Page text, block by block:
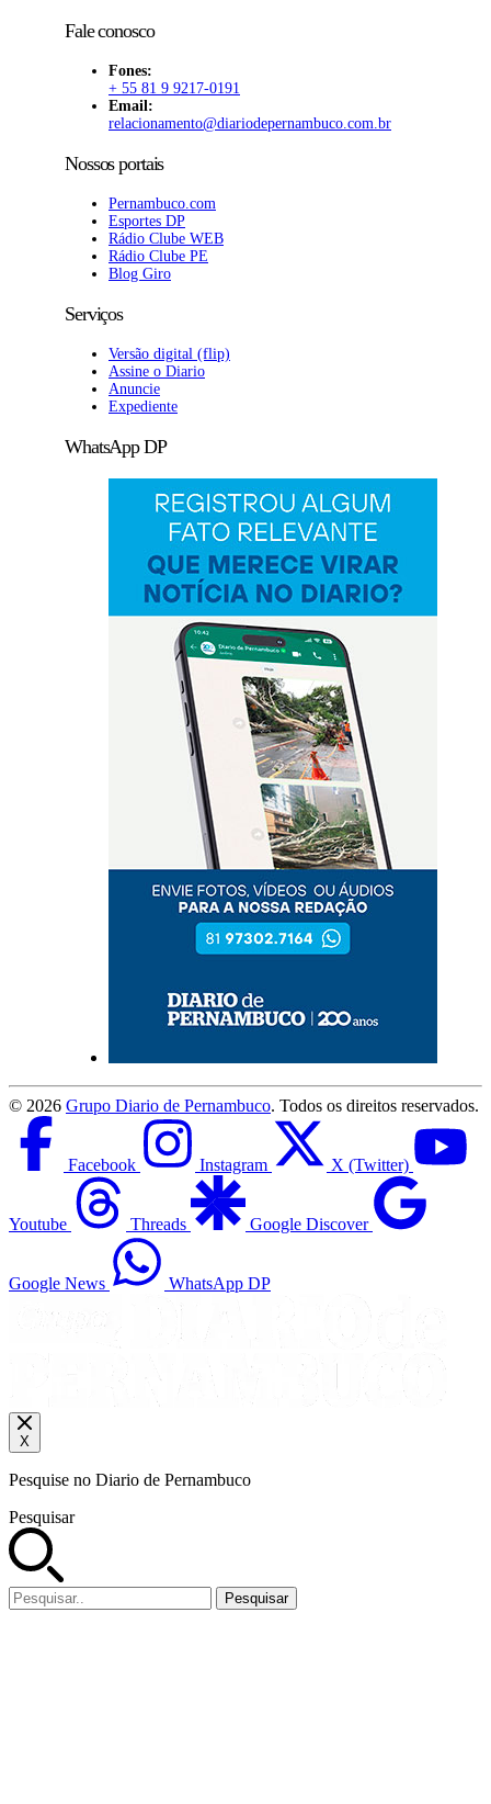
Fale conosco
Fones:
+ 55 81 9 9217-0191
Email:
relacionamento@diariodepernambuco.com.br
Nossos portais
Pernambuco.com
Esportes DP
Rádio Clube WEB
Rádio Clube PE
Blog Giro
Serviços
Versão digital (flip)
Assine o Diario
Anuncie
Expediente
WhatsApp DP
© 2026 Grupo Diario de Pernambuco. Todos os direitos reservados.
Facebook Instagram X (Twitter)
Youtube Threads Google Discover
Google News WhatsApp DP
X
Pesquise no Diario de Pernambuco
Pesquisar
Pesquisar